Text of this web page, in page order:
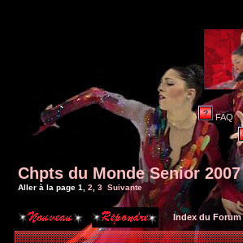
FAQ
Chpts du Monde Senior 2007
Aller à la page 1 2 3 Suivante
Index du Forum